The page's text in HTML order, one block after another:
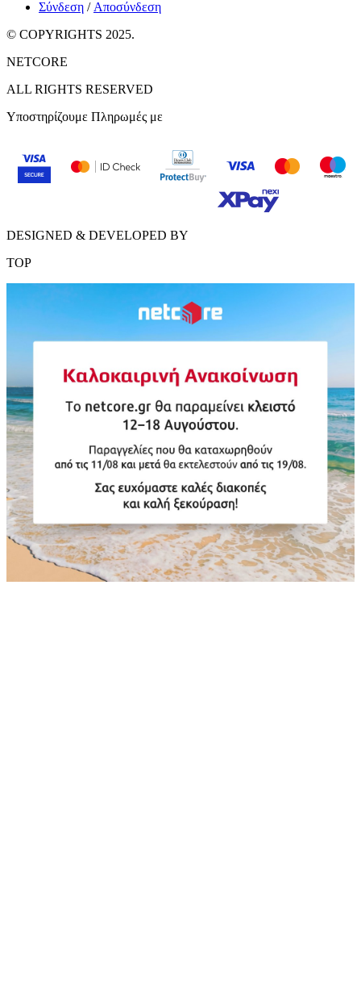
Σύνδεση / Αποσύνδεση
© COPYRIGHTS 2025.
NETCORE
ALL RIGHTS RESERVED
Υποστηρίζουμε Πληρωμές με
DESIGNED & DEVELOPED BY
TOP